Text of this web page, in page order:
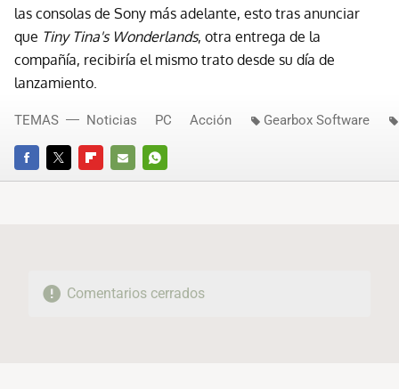
las consolas de Sony más adelante, esto tras anunciar
que Tiny Tina's Wonderlands, otra entrega de la
compañía, recibiría el mismo trato desde su día de
lanzamiento.
FACEBOOKTWITTERFLIPBOARD
E-
WHATSAPP
TEMAS Noticias PC Acción Gearbox Software
Comentarios cerrados